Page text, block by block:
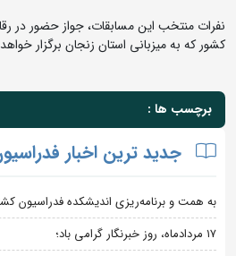
نفرات منتخب این مسابقات، جواز حضور در
کشور که به میزبانی استان زنجان برگزار
برچسب ها :
جدید ترین اخبار
به همت و برنامه‌ریزی اندیشکده فدراسیون
۱۷ مردادماه، روز خبرنگار گرامی باد؛